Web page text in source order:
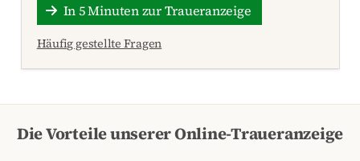
In 5 Minuten zur Traueranzeige
Häufig gestellte Fragen
Die Vorteile unserer Online-Traueranzeige